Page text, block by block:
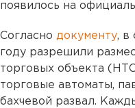
появилось на
Согласно документу, в
году разрешили
торговых объекта
торговые автоматы,
бахчевой развал.